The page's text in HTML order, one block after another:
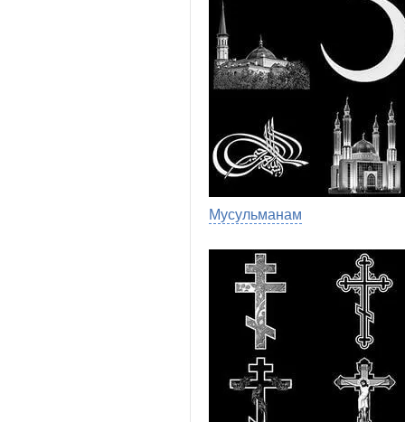
Мусульманам